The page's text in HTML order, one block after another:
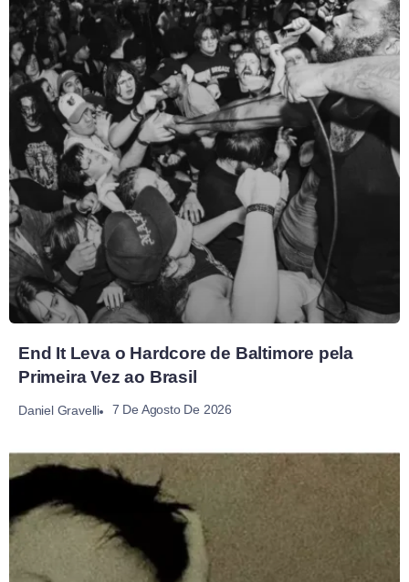
End It Leva o Hardcore de Baltimore pela
Primeira Vez ao Brasil
Daniel Gravelli 7 De Agosto De 2026